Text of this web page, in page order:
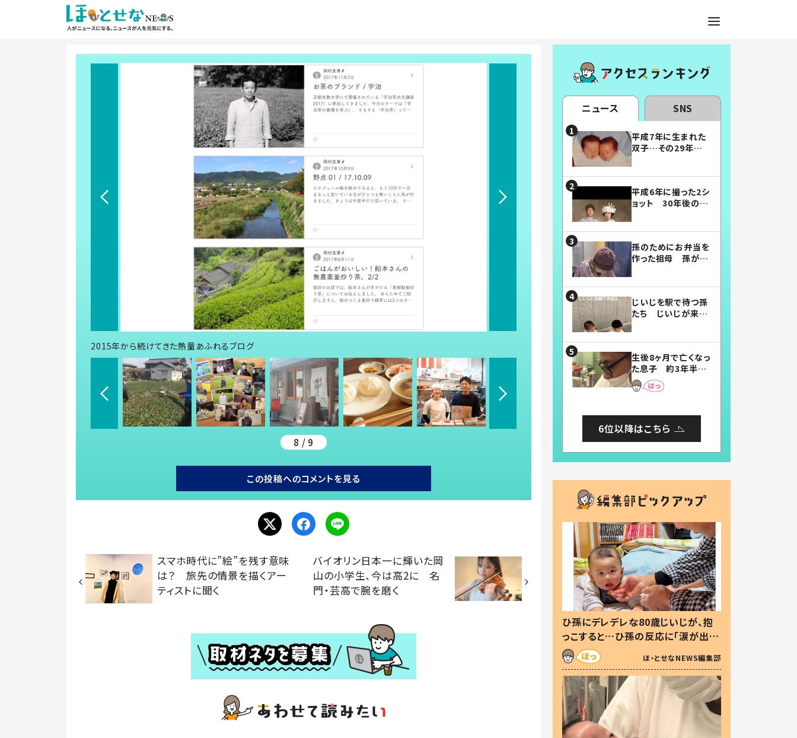
2015年から続けてきた熱量あふれるブログ
8 / 9
この投稿へのコメントを見る
スマホ時代に”絵”を残す意味
は？ 旅先の情景を描くアー
ティストに聞く
バイオリン日本一に輝いた岡
山の小学生、今は高2に 名
門・芸高で腕を磨く
ニュース SNS
平成7年に生まれた
双子…その29年後
平成6年に撮った2シ
ョット 30年後の姿
孫のためにお弁当を
作った祖母 孫が絶
じいじを駅で待つ孫
たち じいじが来た
まらない」「幸せにな
れる」
生後8ヶ月で亡くなっ
た息子 約3年半
後、当時の妻の日記
に書いてあった本音
6位以降はこちら
ひ孫にデレデレな80歳じいじが、抱
っこすると…ひ孫の反応に「涙が出ま
した」「可愛くて仕方ない」
ほ・とせなNEWS編集部